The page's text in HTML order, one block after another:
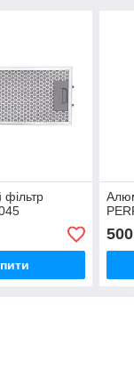
фільтр
500